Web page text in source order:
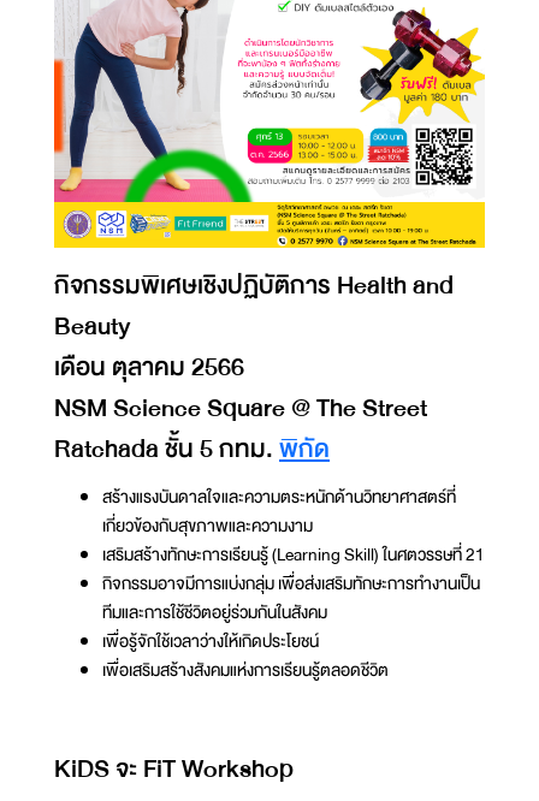
กิจกรรมพิเศษเชิงปฏิบัติการ Health and
Beauty
เดือน ตุลาคม 2566
NSM Science Square @ The Street
Ratchada ชั้น 5 กทม.พิกัด
สร้างแรงบันดาลใจและความตระหนักด้านวิทยาศาสตร์ที่
เกี่ยวข้องกับสุขภาพและความงาม
เสริมสร้างทักษะการเรียนรู้ (Learning Skill) ในศตวรรษที่ 21
กิจกรรมอาจมีการแบ่งกลุ่ม เพื่อส่งเสริมทักษะการทำงานเป็น
ทีมและการใช้ชีวิตอยู่ร่วมกันในสังคม
เพื่อรู้จักใช้เวลาว่างให้เกิดประโยชน์
เพื่อเสริมสร้างสังคมแห่งการเรียนรู้ตลอดชีวิต
KiDS จะ FiT Workshop